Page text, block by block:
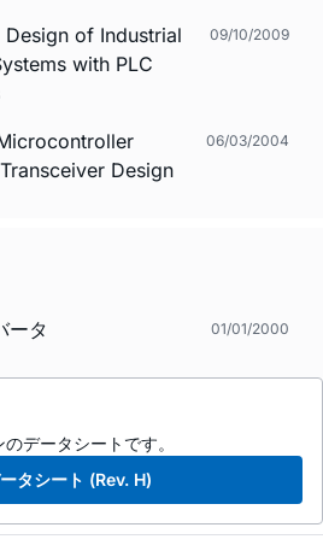
of Industrial
with PLC
09/10/2009
Design
06/03/2004
ータ 01/01/2000
データシートです。
タシート (Rev. H)